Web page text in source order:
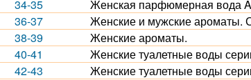
34-35
Женская парфюмерная вода
36-37
Женские и мужские ароматы.
38-39
Женские ароматы.
40-41
Женские туалетные воды
42-43
Женские туалетные воды